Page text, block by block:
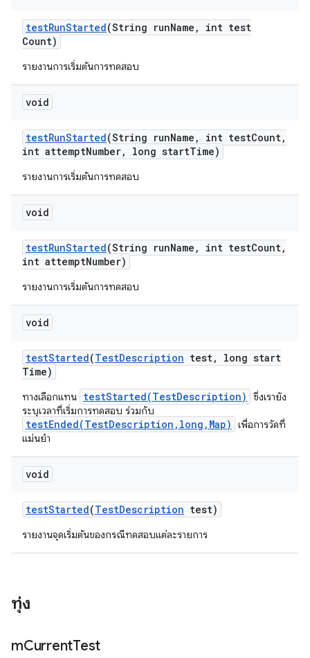
testRunStarted(String runName ,
int test
Count)
รายงานการเริ่มต้นการทดสอบ
void
testRunStarted(String runName , int testCount,
int attemptNumber, long startTime)
รายงานการเริ่มต้นการทดสอบ
void
testRunStarted(String runName , int testCount,
int attemptNumber)
รายงานการเริ่มต้นการทดสอบ
void
testStarted(TestDescription test,
long start
Time)
ทางเลือกแทน testStarted(TestDescription)
ซึ่งเรายัง
ระบุเวลาที่เริ่มการทดสอบ ร่วมกับ
testEnded(TestDescription,long,Map)
เพื่อการวัดที่
แม่นยำ
void
testStarted(TestDescription test)
รายงานจุดเริ่มต้นของกรณีทดสอบแต่ละรายการ
ทุ่ง
mCurrentTest